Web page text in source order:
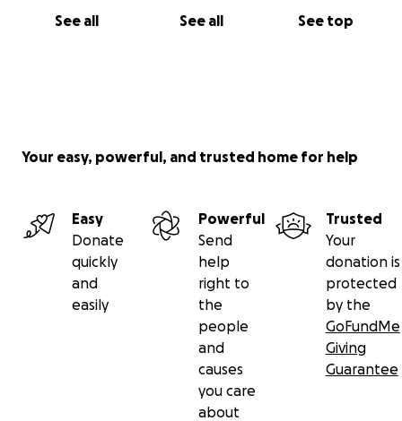
See all See all See top
Your easy, powerful, and trusted home for help
Easy
Donate
quickly
and
easily
Powerful
Send
help
right to
the
people
and
causes
you care
about
Trusted
Your
donation is
protected
by the
GoFundMe
Giving
Guarantee